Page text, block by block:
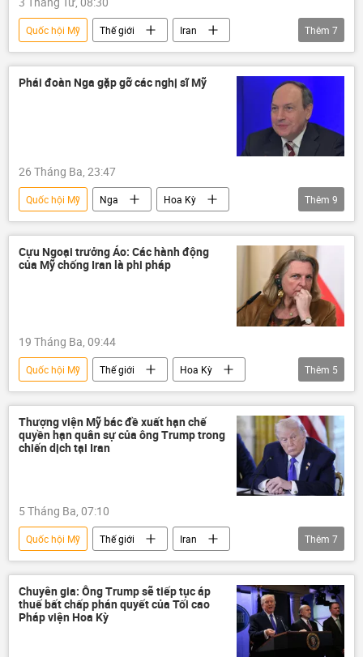
Quốc hội Mỹ Thế giới
Iran
Donald Trump
Trung Đông
Hoa Kỳ
Báo chí thế giới
Thêm 7
Phái đoàn Nga gặp gỡ các nghị sĩ Mỹ
26 Tháng Ba, 23:47
Quốc hội Mỹ Nga
Hoa Kỳ
thông tin
Thế giới
Chính trị
phương Tây
Duma Quốc gia Nga
quan hệ
trừng phạt
Thêm 9
Cựu Ngoại trưởng Áo: Các hành động
của Mỹ chống Iran là phi pháp
19 Tháng Ba, 09:44
Quốc hội Mỹ Thế giới
Hoa Kỳ
Iran
Xung đột Mỹ-Iran
Leo thang căng thẳng giữa Israel và Iran
Hội đồng Bảo an LHQ
Libya
Thêm 5
Thượng viện Mỹ bác đề xuất hạn chế
quyền hạn quân sự của ông Trump trong
chiến dịch tại Iran
5 Tháng Ba, 07:10
Quốc hội Mỹ Thế giới
Iran
Xung đột Mỹ-Iran
Leo thang căng thẳng giữa Israel và Iran
Hoa Kỳ
Donald Trump
Thêm 7
Chuyên gia: Ông Trump sẽ tiếp tục áp
thuế bất chấp phán quyết của Tối cao
Pháp viện Hoa Kỳ